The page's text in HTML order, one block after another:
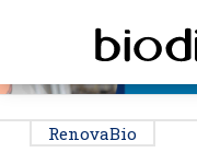
RenovaBio